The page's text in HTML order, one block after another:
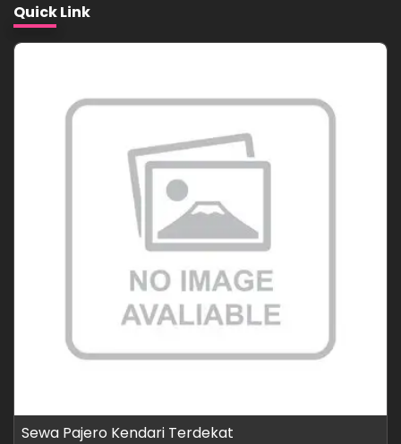
Quick Link
Sewa Pajero Kendari Terdekat